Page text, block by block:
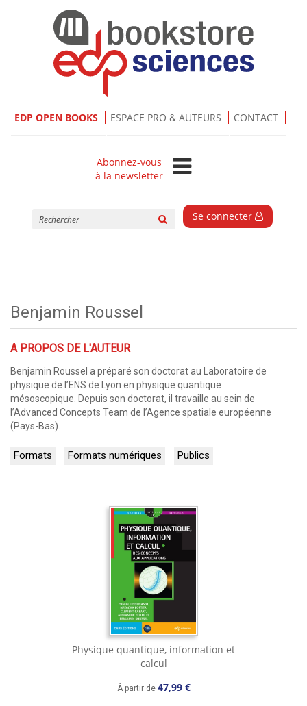
EDP OPEN BOOKS ESPACE PRO & AUTEURS CONTACT
Abonnez-vous
à la newsletter
Se connecter
Benjamin Roussel
A PROPOS DE L'AUTEUR
Benjamin Roussel a préparé son doctorat au Laboratoire de
physique de l’ENS de Lyon en physique quantique
mésoscopique. Depuis son doctorat, il travaille au sein de
l’Advanced Concepts Team de l’Agence spatiale européenne
(Pays-Bas).
Formats Formats numériques Publics
Physique quantique, information et
calcul
À partir de 47,99 €